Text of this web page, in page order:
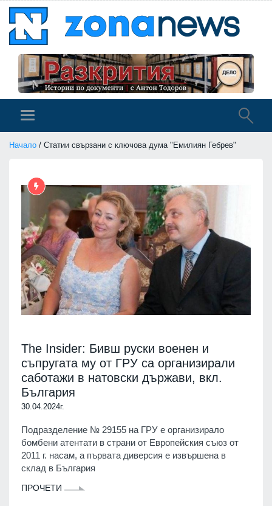
Начало / Статии свързани с ключова дума "Емилиян Гебрев"
The Insider: Бивш руски военен и
съпругата му от ГРУ са организирали
саботажи в натовски държави, вкл.
България
30.04.2024г.
Подразделение № 29155 на ГРУ е организирало
бомбени атентати в страни от Европейския съюз от
2011 г. насам, а първата диверсия е извършена в
склад в България
ПРОЧЕТИ